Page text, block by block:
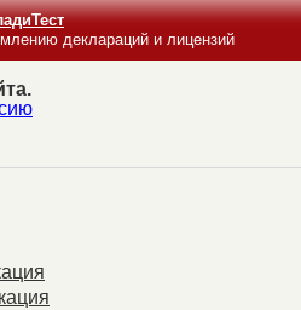
деклараций и лицензий